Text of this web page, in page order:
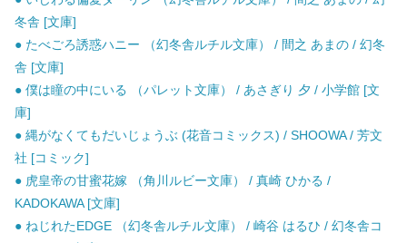
冬舎 [文庫]
● たべごろ誘惑ハニー （幻冬舎ルチル文庫） / 間之 あまの / 幻冬
舎 [文庫]
● 僕は瞳の中にいる （パレット文庫） / あさぎり 夕 / 小学館 [文
庫]
● 縄がなくてもだいじょうぶ (花音コミックス) / SHOOWA / 芳文
社 [コミック]
● 虎皇帝の甘蜜花嫁 （角川ルビー文庫） / 真崎 ひかる /
KADOKAWA [文庫]
● ねじれたEDGE （幻冬舎ルチル文庫） / 崎谷 はるひ / 幻冬舎コ